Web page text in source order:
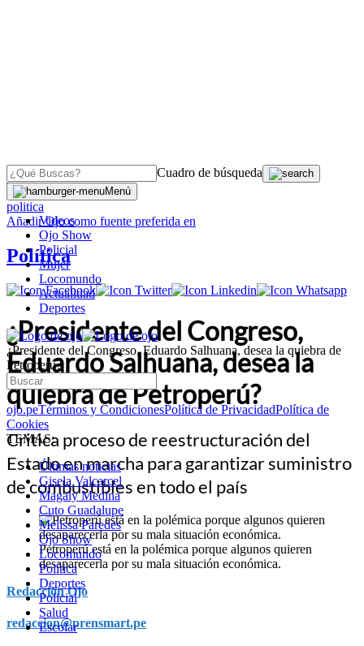
Cuadro de búsqueda
Menú
Videos
Ojo Show
Policial
Mujer
Locomundo
Actualidad
Deportes
¿Presidente del Congreso, Eduardo Salhuana, desea la quiebra de
Petroperú?
ojo.peTérminos y CondicionesPolítica de PrivacidadPolítica de
Cookies
TEMAS:
Últimas noticias
Gisela Valcarcel
Magaly Medina
Cuto Guadalupe
Melissa Paredes
Ojo Show
Locomundo
Política
Deportes
Policial
Salud
Escolar
OJO
politica
AñadirOjocomo fuente preferida en
Política
¿Presidente del Congreso,
Eduardo Salhuana, desea la
quiebra de Petroperú?
Critica proceso de reestructuración del
Estado en marcha para garantizar suministro
de combustibles en todo el país
Petroperú está en la polémica porque algunos quieren
desaparecerla por su mala situación económica.
Redacción Ojo
redaccion@prensmart.pe